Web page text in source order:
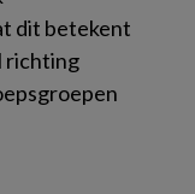
dit betekent
richting